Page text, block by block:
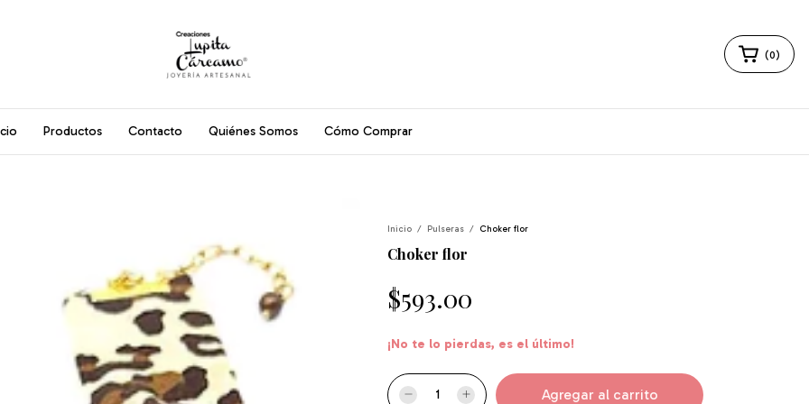
(0)
Productos Contacto Quiénes Somos Cómo Comprar
Inicio / Pulseras / Choker flor
Choker flor
$593.00
¡No te lo pierdas, es el último!